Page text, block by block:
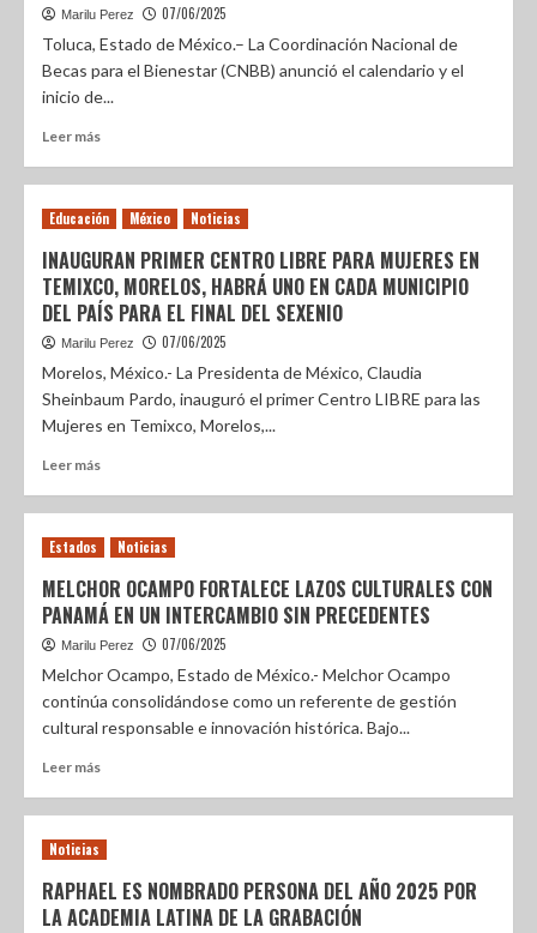
Marilu Perez 07/06/2025
Toluca, Estado de México.– La Coordinación Nacional de
Becas para el Bienestar (CNBB) anunció el calendario y el
inicio de...
Leer más
Educación México Noticias
INAUGURAN PRIMER CENTRO LIBRE PARA MUJERES EN
TEMIXCO, MORELOS, HABRÁ UNO EN CADA MUNICIPIO
DEL PAÍS PARA EL FINAL DEL SEXENIO
Marilu Perez 07/06/2025
Morelos, México.- La Presidenta de México, Claudia
Sheinbaum Pardo, inauguró el primer Centro LIBRE para las
Mujeres en Temixco, Morelos,...
Leer más
Estados Noticias
MELCHOR OCAMPO FORTALECE LAZOS CULTURALES CON
PANAMÁ EN UN INTERCAMBIO SIN PRECEDENTES
Marilu Perez 07/06/2025
Melchor Ocampo, Estado de México.- Melchor Ocampo
continúa consolidándose como un referente de gestión
cultural responsable e innovación histórica. Bajo...
Leer más
Noticias
RAPHAEL ES NOMBRADO PERSONA DEL AÑO 2025 POR
LA ACADEMIA LATINA DE LA GRABACIÓN